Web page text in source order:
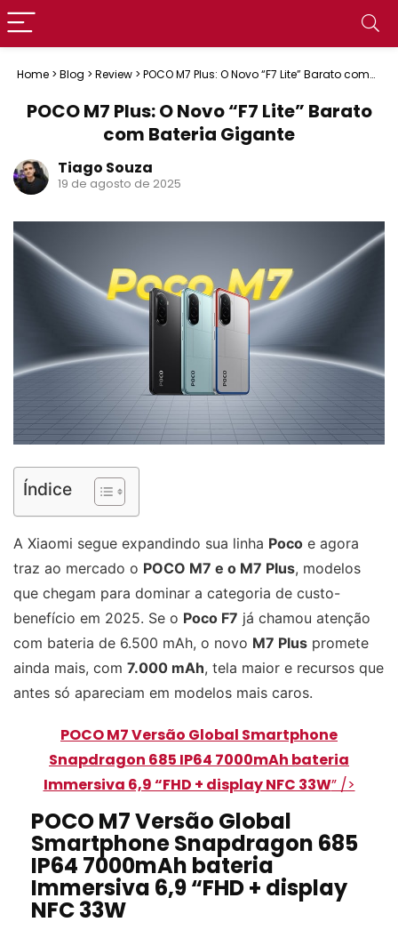
Home > Blog > Review > POCO M7 Plus: O Novo “F7 Lite” Barato com
POCO M7 Plus: O Novo “F7 Lite” Barato
com Bateria Gigante
Tiago Souza
19 de agosto de 2025
Índice
A Xiaomi segue expandindo sua linha Poco e agora
traz ao mercado o POCO M7 e o M7 Plus, modelos
que chegam para dominar a categoria de custo-
benefício em 2025. Se o Poco F7 já chamou atenção
com bateria de 6.500 mAh, o novo M7 Plus promete
ainda mais, com 7.000 mAh, tela maior e recursos que
antes só apareciam em modelos mais caros.
POCO M7 Versão Global Smartphone
Snapdragon 685 IP64 7000mAh bateria
Immersiva 6,9 “FHD + display NFC 33W” />
POCO M7 Versão Global
Smartphone Snapdragon 685
IP64 7000mAh bateria
Immersiva 6,9 “FHD + display
NFC 33W